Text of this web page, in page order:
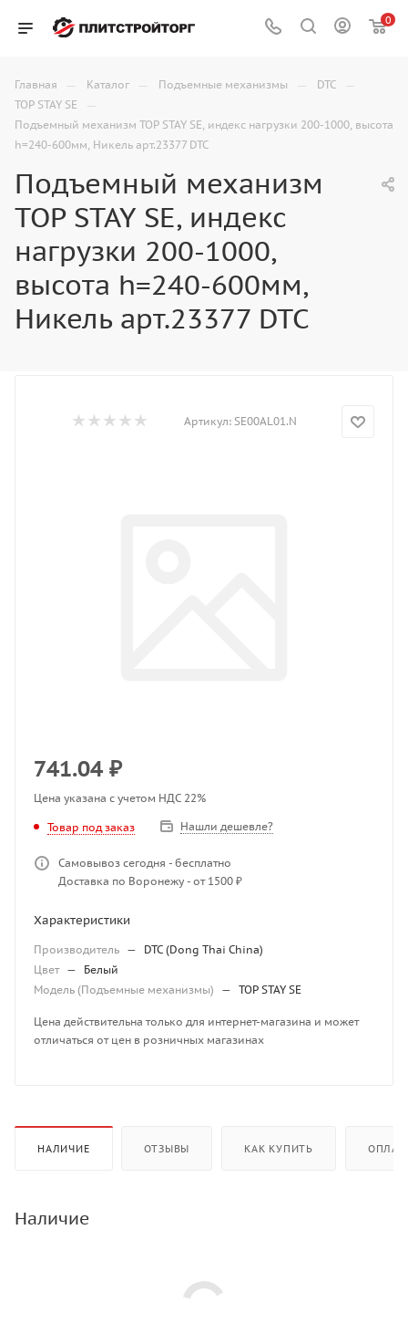
0
Главная — Каталог — Подъемные механизмы — DTC —
TOP STAY SE —
Подъемный механизм TOP STAY SE, индекс нагрузки 200-1000, высота
h=240-600мм, Никель арт.23377 DTC
Подъемный механизм
TOP STAY SE, индекс
нагрузки 200-1000,
высота h=240-600мм,
Никель арт.23377 DTC
Артикул: SE00AL01.N
741.04 ₽
Цена указана с учетом НДС 22%
Товар под заказ Нашли дешевле?
Самовывоз сегодня - бесплатно
Доставка по Воронежу - от 1500 ₽
Характеристики
Производитель —
DTC (Dong Thai China)
Цвет —
Белый
Модель (Подъемные механизмы)
— TOP STAY SE
Цена действительна только для интернет-магазина и может
отличаться от цен в розничных магазинах
НАЛИЧИЕ ОТЗЫВЫ КАК КУПИТЬ
Наличие